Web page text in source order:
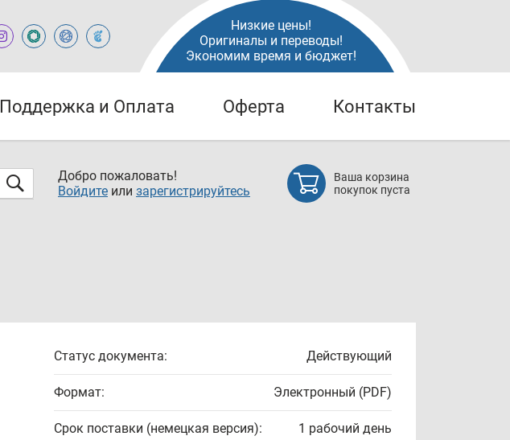
Низкие цены!
Оригиналы и переводы!
Экономим время и бюджет!
Поддержка и Оплата Оферта Контакты
Добро пожаловать!
Войдите или зарегистрируйтесь
Ваша корзина
покупок пуста
Статус документа: Действующий
Формат: Электронный (PDF)
Срок поставки (немецкая версия): 1 рабочий день